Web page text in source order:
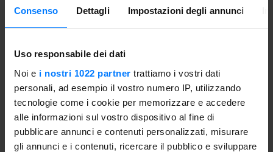
Consenso Dettagli Impostazioni degli annunci
Uso responsabile dei dati
Noi e i nostri 1022 partner trattiamo i vostri dati
personali, ad esempio il vostro numero IP, utilizzando
tecnologie come i cookie per memorizzare e accedere
alle informazioni sul vostro dispositivo al fine di
pubblicare annunci e contenuti personalizzati, misurare
gli annunci e i contenuti, ricercare il pubblico e sviluppare
riposare per 6 ore in
Freddypreriscaldato a 42°C,
impostando la funzione di mantenimento.
Trascorso questo tempo, raffredda rapidamente lo yogurt
usando la funzione di abbattimento rapido. Servi lo yogurt
con un cucchiaio di sciroppo d’acero o un mix di frutta
fresca tagliata a cubetti per un tocco di freschezza in più!
Suggerimenti